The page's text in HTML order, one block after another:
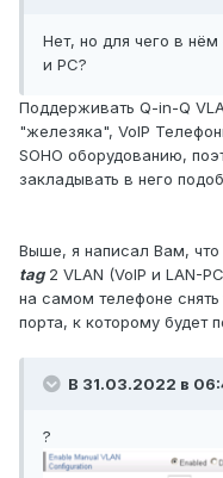
Нет, но для чего в нём
и PC?
Поддерживать Q-in-Q
"железяка", VoIP
SOHO оборудованию,
закладывать в него
Выше, я написал Вам, что
tag2 VLAN (VoIP и LAN-
на самом телефоне
порта, к которому будет
В 31.03.2022 в
?